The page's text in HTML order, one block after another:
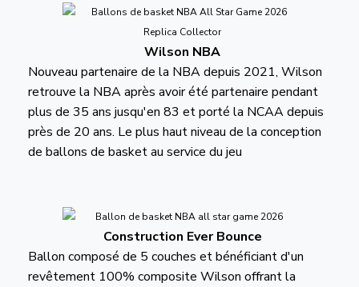
Wilson NBA
Nouveau partenaire de la NBA depuis 2021, Wilson
retrouve la NBA après avoir été partenaire pendant
plus de 35 ans jusqu'en 83 et porté la NCAA depuis
près de 20 ans. Le plus haut niveau de la conception
de ballons de basket au service du jeu
Construction Ever Bounce
Ballon composé de 5 couches et bénéficiant d'un
revêtement 100% composite Wilson offrant la